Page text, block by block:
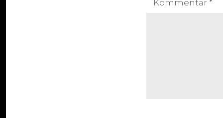
Kommentar *